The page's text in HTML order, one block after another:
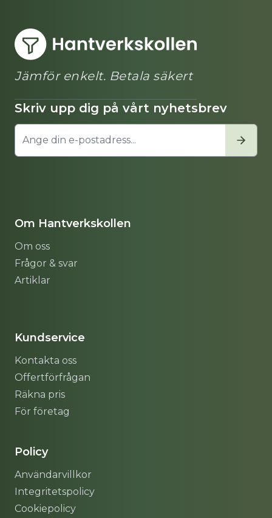
Jämför enkelt. Betala säkert
Skriv upp dig på vårt nyhetsbrev
Om Hantverkskollen
Om oss
Frågor & svar
Artiklar
Kundservice
Kontakta oss
Offertförfrågan
Räkna pris
För företag
Policy
Användarvillkor
Integritetspolicy
Cookiepolicy